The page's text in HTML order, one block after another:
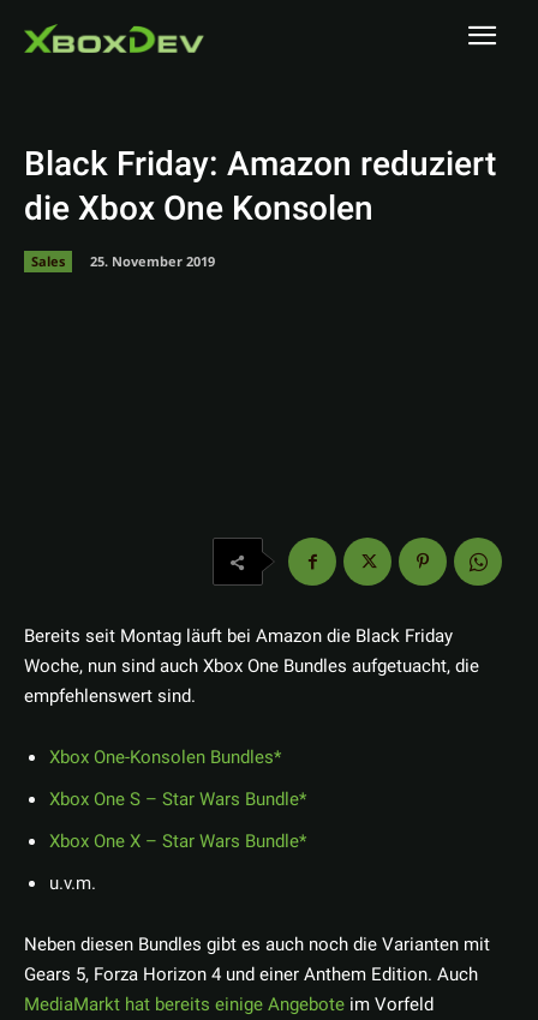
Black Friday: Amazon reduziert
die Xbox One Konsolen
Sales 25. November 2019
Bereits seit Montag läuft bei Amazon die Black Friday
Woche, nun sind auch Xbox One Bundles aufgetuacht, die
empfehlenswert sind.
Xbox One-Konsolen Bundles
Xbox One S – Star Wars Bundle
Xbox One X – Star Wars Bundle
u.v.m.
Neben diesen Bundles gibt es auch noch die Varianten mit
Gears 5, Forza Horizon 4 und einer Anthem Edition. Auch
MediaMarkt hat bereits einige Angebote im Vorfeld